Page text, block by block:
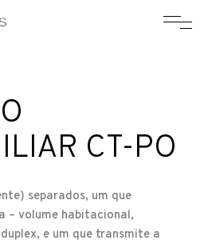
CT-PO
separados, um que
– volume habitacional,
e um que transmite a